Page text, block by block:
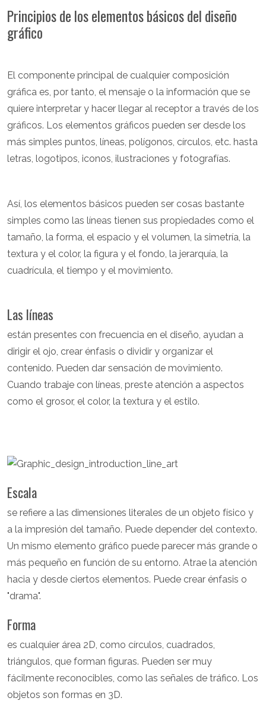
Principios de los elementos básicos del diseño
gráfico
El componente principal de cualquier composición
gráfica es, por tanto, el mensaje o la información que se
quiere interpretar y hacer llegar al receptor a través de los
gráficos. Los elementos gráficos pueden ser desde los
más simples puntos, líneas, polígonos, círculos, etc. hasta
letras, logotipos, iconos, ilustraciones y fotografías.
Así, los elementos básicos pueden ser cosas bastante
simples como las líneas tienen sus propiedades como el
tamaño, la forma, el espacio y el volumen, la simetría, la
textura y el color, la figura y el fondo, la jerarquía, la
cuadrícula, el tiempo y el movimiento.
Las líneas
están presentes con frecuencia en el diseño, ayudan a
dirigir el ojo, crear énfasis o dividir y organizar el
contenido. Pueden dar sensación de movimiento.
Cuando trabaje con líneas, preste atención a aspectos
como el grosor, el color, la textura y el estilo.
Escala
se refiere a las dimensiones literales de un objeto físico y
a la impresión del tamaño. Puede depender del contexto.
Un mismo elemento gráfico puede parecer más grande o
más pequeño en función de su entorno. Atrae la atención
hacia y desde ciertos elementos. Puede crear énfasis o
"drama".
Forma
es cualquier área 2D, como círculos, cuadrados,
triángulos, que forman figuras. Pueden ser muy
fácilmente reconocibles, como las señales de tráfico. Los
objetos son formas en 3D.